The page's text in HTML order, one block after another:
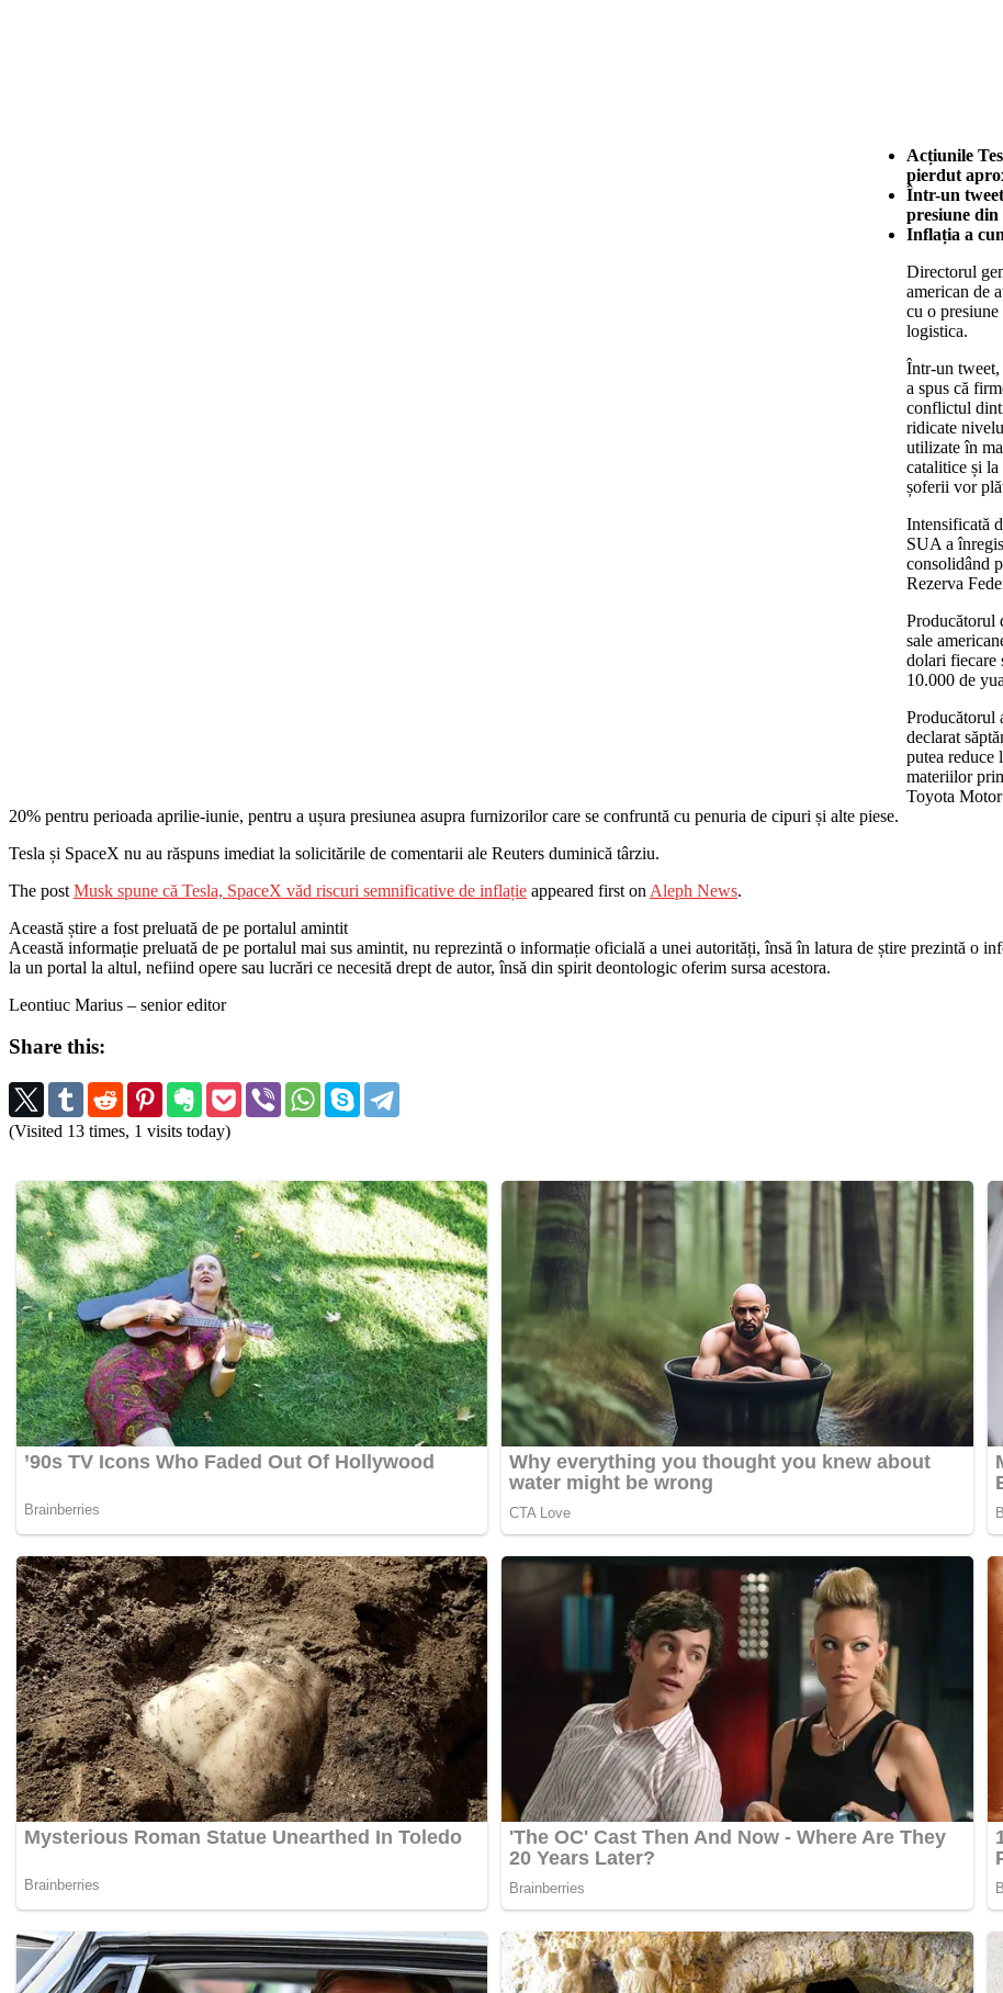
Acțiunile
pierdut
Într-un
presiune
Inflația a
Directorul
american de
cu o presiune
logistica.
Într-un tweet,
a spus că
conflictul
ridicate
utilizate în
catalitice și
șoferii vor
Intensificată
SUA a
consolidând
Rezerva
Producătorul
sale
dolari fiecare
10.000 de
Producătorul
declarat
putea reduce
materiilor
Toyota
20% pentru perioada aprilie-iunie, pentru a ușura presiunea asupra furnizorilor care se confruntă cu penuria de cipuri și alte piese.
Tesla și SpaceX nu au răspuns imediat la solicitările de comentarii ale Reuters duminică târziu.
The post Musk spune că Tesla, SpaceX văd riscuri semnificative de inflație appeared first on Aleph News.
Această știre a fost preluată de pe portalul amintit
Această informație preluată de pe portalul mai sus amintit, nu reprezintă o informație oficială a unei autorități, însă în latura de știre prezintă o
la un portal la altul, nefiind opere sau lucrări ce necesită drept de autor, însă din spirit deontologic oferim sursa acestora.
Leontiuc Marius – senior editor
Share this:
(Visited 13 times, 1 visits today)